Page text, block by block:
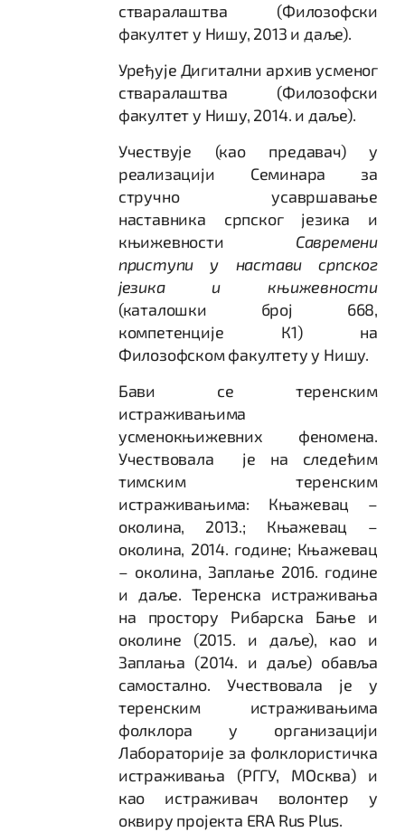
стваралаштва (Филозофски
факултет у Нишу, 2013 и даље).
Уређује Дигитални архив усменог
стваралаштва (Филозофски
факултет у Нишу, 2014. и даље).
Учествује (као предавач) у
реализацији Семинара за
стручно усавршавање
наставника српског језика и
књижевности Савремени
приступи у настави српског
језика и књижевности
(каталошки број 668,
компетенције К1) на
Филозофском факултету у Нишу.
Бави се теренским
истраживањима
усменокњижевних феномена.
Учествовала је на следећим
тимским теренским
истраживањима: Књажевац –
околина, 2013.; Књажевац –
околина, 2014. године; Књажевац
– околина, Заплање 2016. године
и даље. Теренска истраживања
на простору Рибарска Бање и
околине (2015. и даље), као и
Заплања (2014. и даље) обавља
самостално. Учествовала је у
теренским истраживањима
фолклора у организацији
Лабораторије за фолклористичка
истраживања (РГГУ, МОсква) и
као истраживач волонтер у
оквиру пројекта ERA Rus Plus.